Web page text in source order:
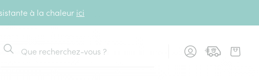
à la chaleur ici
Rechercher